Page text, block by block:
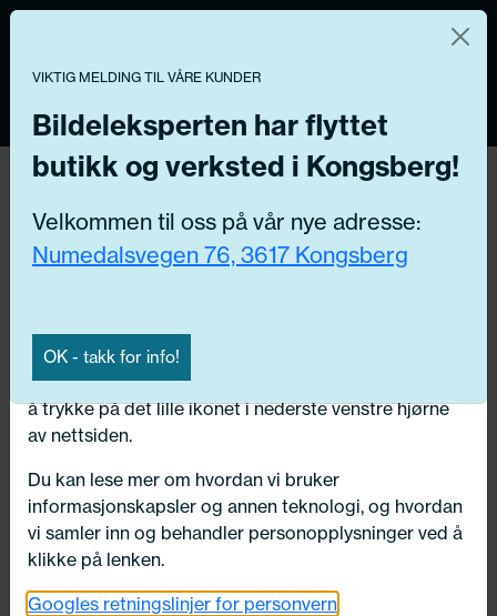
Få riktig del til bilen din ved å legge inn
N
Velg kjøretøy
Drivverk
Motor, Drivstoff og Eksos
Vi og våre forretningspartnere bruker teknologier,
inkludert informasjonskapsler/«cookies» til å samle
informasjon om deg for forskjellige formål, inkludert:
Funksjonelle, Statistiske, Markedsføring
Ved å trykke «Godta» gir du din tillatelse til alle disse
formålene. Du kan også velge formålet du vil
innstillingene».
Du kan trekke tilbake samtykket ditt til enhver tid ved
å trykke på det lille ikonet i nederste venstre hjørne
av nettsiden.
Du kan lese mer om hvordan vi bruker
informasjonskapsler og annen teknologi, og hvordan
vi samler inn og behandler personopplysninger ved å
klikke på lenken.
Googles retningslinjer for personvern
VIKTIG MELDING TIL VÅRE KUNDER
Bildeleksperten har flyttet
butikk og verksted i Kongsberg!
Velkommen til oss på vår nye adresse:
Numedalsvegen 76, 3617 Kongsberg
OK - takk for info!